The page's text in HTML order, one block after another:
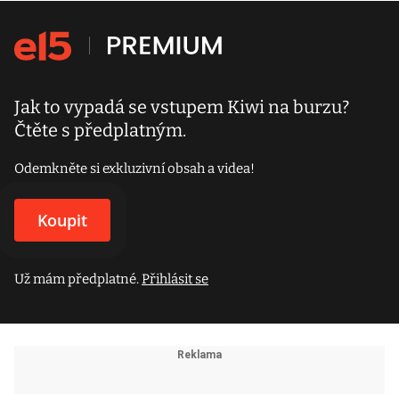
Jak to vypadá se vstupem Kiwi na burzu?
Čtěte s předplatným.
Odemkněte si exkluzivní obsah a videa!
Koupit
Už mám předplatné.Přihlásit se